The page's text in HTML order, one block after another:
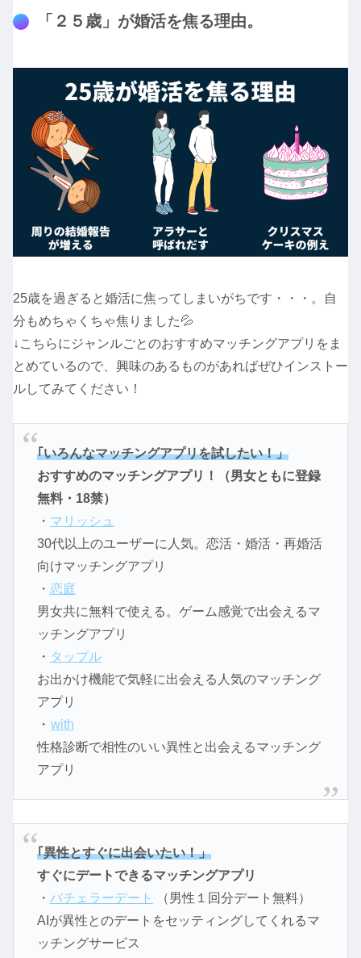
「２５歳」が婚活を焦る理由。
25歳を過ぎると婚活に焦ってしまいがちです・・・。自
分もめちゃくちゃ焦りました💦
↓こちらにジャンルごとのおすすめマッチングアプリをま
とめているので、興味のあるものがあればぜひインストー
ルしてみてください！
｢いろんなマッチングアプリを試したい！」
おすすめのマッチングアプリ！（男女ともに登録
無料・18禁）
・ マリッシュ
30代以上のユーザーに人気。恋活・婚活・再婚活
向けマッチングアプリ
・ 恋庭
男女共に無料で使える。ゲーム感覚で出会えるマ
ッチングアプリ
・ タップル
お出かけ機能で気軽に出会える人気のマッチング
アプリ
・ with
性格診断で相性のいい異性と出会えるマッチング
アプリ
｢異性とすぐに出会いたい！」
すぐにデートできるマッチングアプリ
・ バチェラーデート
（男性１回分デート無料）
AIが異性とのデートをセッティングしてくれるマ
ッチングサービス